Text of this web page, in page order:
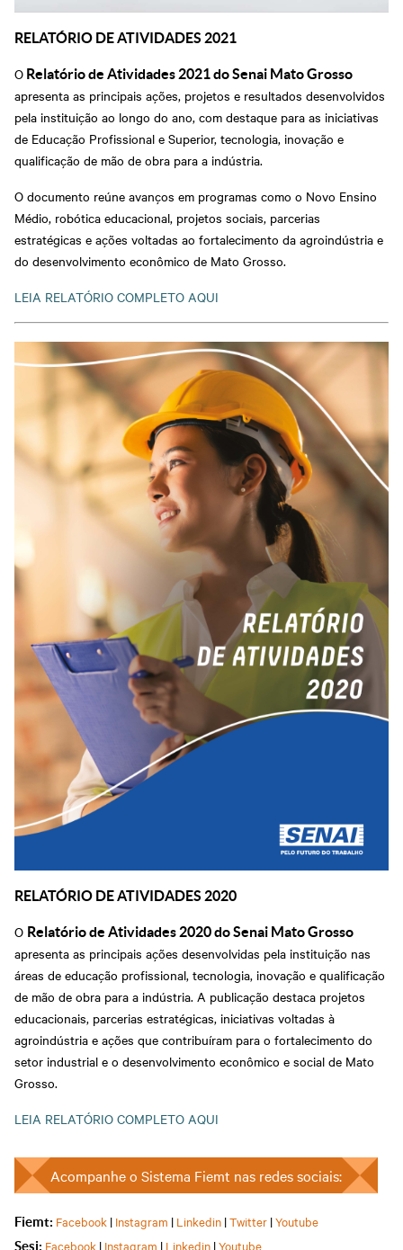
RELATÓRIO DE ATIVIDADES 2021
O Relatório de Atividades 2021 do Senai Mato Grosso
apresenta as principais ações, projetos e resultados desenvolvidos
pela instituição ao longo do ano, com destaque para as iniciativas
de Educação Profissional e Superior, tecnologia, inovação e
qualificação de mão de obra para a indústria.
O documento reúne avanços em programas como o Novo Ensino
Médio, robótica educacional, projetos sociais, parcerias
estratégicas e ações voltadas ao fortalecimento da agroindústria e
do desenvolvimento econômico de Mato Grosso.
LEIA RELATÓRIO COMPLETO AQUI
RELATÓRIO DE ATIVIDADES 2020
O Relatório de Atividades 2020 do Senai Mato Grosso
apresenta as principais ações desenvolvidas pela instituição nas
áreas de educação profissional, tecnologia, inovação e qualificação
de mão de obra para a indústria. A publicação destaca projetos
educacionais, parcerias estratégicas, iniciativas voltadas à
agroindústria e ações que contribuíram para o fortalecimento do
setor industrial e o desenvolvimento econômico e social de Mato
Grosso.
LEIA RELATÓRIO COMPLETO AQUI
Acompanhe o Sistema Fiemt nas redes sociais:
Fiemt: Facebook | Instagram | Linkedin |Twitter |Youtube
Sesi: Facebook | Instagram | Linkedin |Youtube